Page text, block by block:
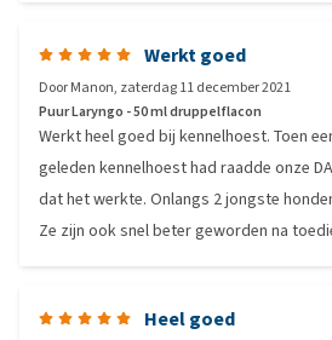
Werkt goed
DoorManon, zaterdag 11 december 2021
Puur Laryngo - 50 ml druppelflacon
Werkt heel goed bij kennelhoest. Toen
geleden kennelhoest had raadde onze
dat het werkte. Onlangs 2 jongste
Ze zijn ook snel beter geworden na
Heel goed